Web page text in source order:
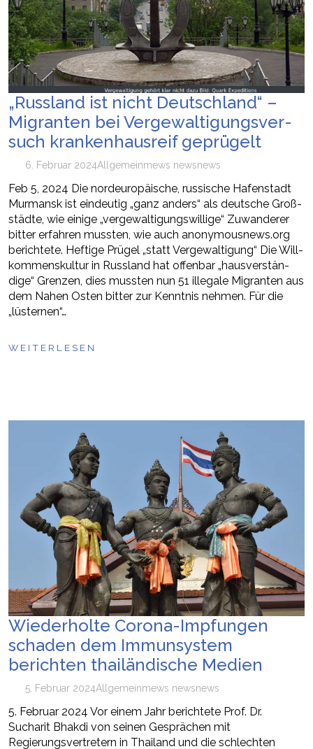
„Russ­land ist nicht Deutsch­land“ –
Migranten bei Verge­wal­ti­gungs­ver­
such kran­ken­haus­reif geprügelt
6. Februar 2024Allgemeinmews newsnews
Feb 5, 2024 Die nord­eu­ro­päi­sche, russi­sche Hafen­stadt
Murmansk ist eindeutig „ganz anders“ als deut­sche Groß­
städte, wie einige „verge­wal­ti­gungs­wil­lige“ Zuwan­derer
bitter erfahren mussten, wie auch anonymousnews.org
berichtete. Heftige Prügel „statt Vergewaltigung“ Die Will­
kom­mens­kultur in Russ­land hat offenbar „haus­ver­stän­
dige“ Grenzen, dies mussten nun 51 ille­gale Migranten aus
dem Nahen Osten bitter zur Kenntnis nehmen. Für die
„lüsternen“…
WEITERLESEN
Wiederholte Corona-Impfungen
schaden dem Immunsystem
berichten thailändische Medien
5. Februar 2024Allgemeinmews newsnews
5. Februar 2024 Vor einem Jahr berichtete Prof. Dr.
Sucharit Bhakdi von seinen Gesprächen mit
Regierungsvertretern in Thailand und die schlechten